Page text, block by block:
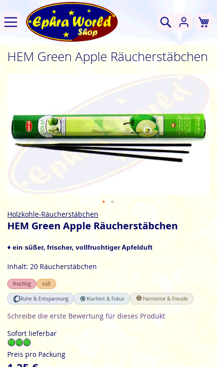
Suche
HEM Green Apple Räucherstäbchen
springen
Zum
Anfang
Bildgalerie
springen
Holzkohle-Räucherstäbchen
HEM Green Apple Räucherstäbchen
♦ ein süßer, frischer, vollfruchtiger Apfelduft
Inhalt: 20 Räucherstäbchen
fruchtig süß
Ruhe & Entspannung Klarheit & Fokus Harmonie & Freude
Schreibe die erste Bewertung für dieses Produkt
Sofort lieferbar
Preis pro Packung